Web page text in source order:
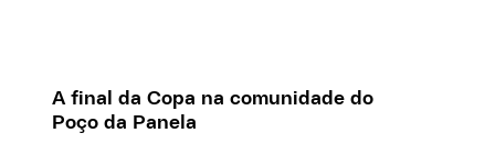
A final da Copa na comunidade do
Poço da Panela